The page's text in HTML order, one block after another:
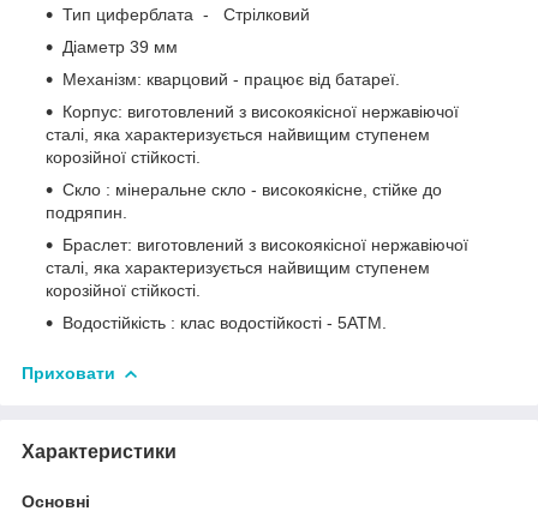
Тип циферблата - Стрілковий
Діаметр 39 мм
Механізм: кварцовий - працює від батареї.
Корпус: виготовлений з високоякісної нержавіючої
сталі, яка характеризується найвищим ступенем
корозійної стійкості.
Скло : мінеральне скло - високоякісне, стійке до
подряпин.
Браслет: виготовлений з високоякісної нержавіючої
сталі, яка характеризується найвищим ступенем
корозійної стійкості.
Водостійкість : клас водостійкості - 5АТМ.
Приховати
Характеристики
Основні